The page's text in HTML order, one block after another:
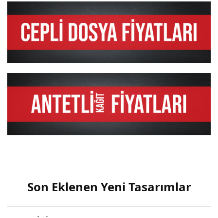
Son Eklenen Yeni Tasarımlar